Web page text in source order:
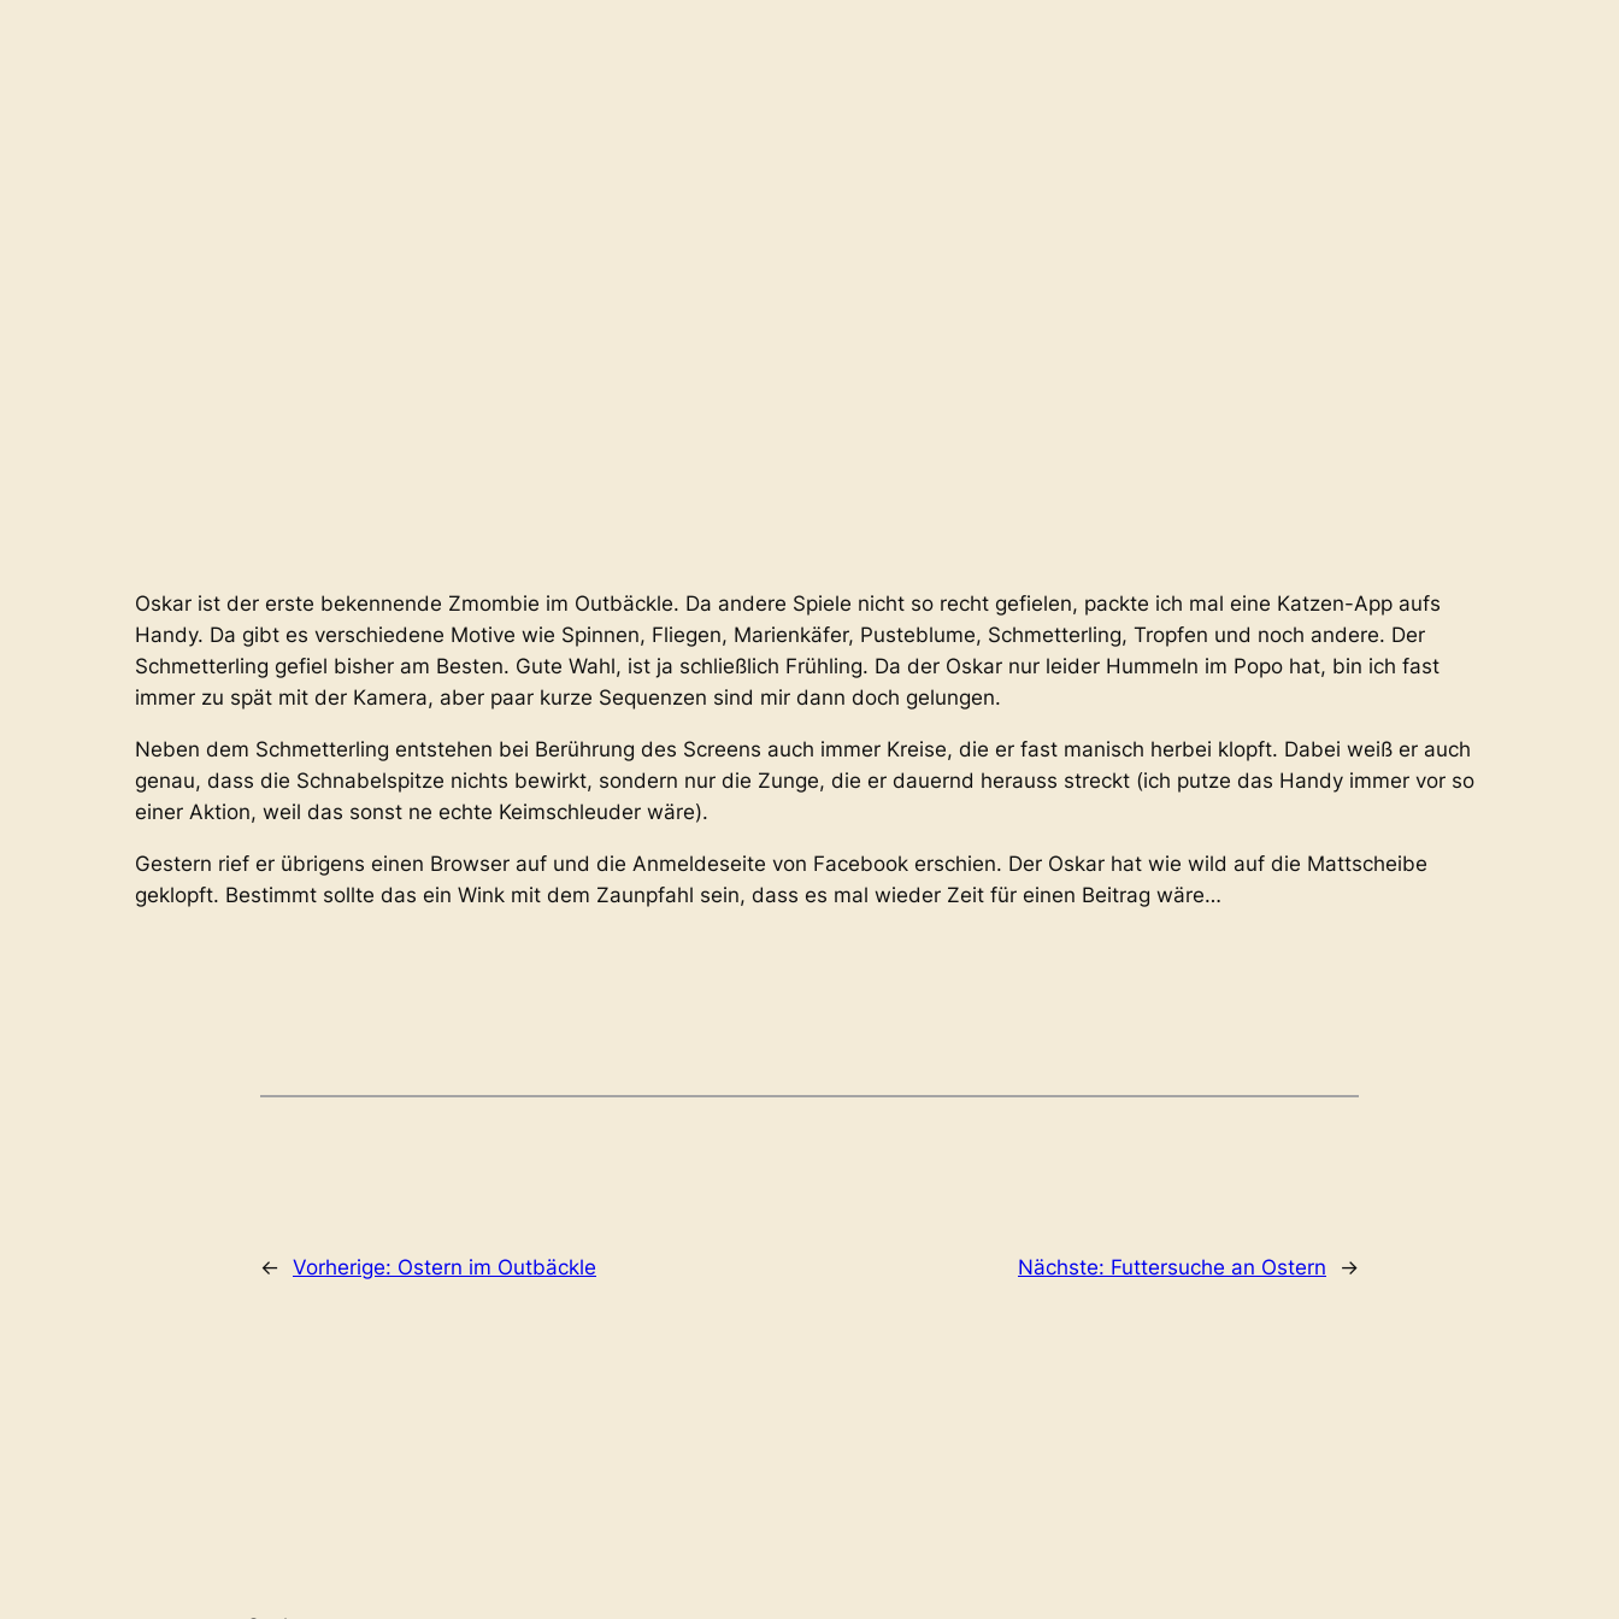
Oskar ist der erste bekennende Zmombie im Outbäckle. Da andere Spiele nicht so recht gefielen, packte ich mal eine Katzen-App aufs
Handy. Da gibt es verschiedene Motive wie Spinnen, Fliegen, Marienkäfer, Pusteblume, Schmetterling, Tropfen und noch andere. Der
Schmetterling gefiel bisher am Besten. Gute Wahl, ist ja schließlich Frühling. Da der Oskar nur leider Hummeln im Popo hat, bin ich fast
immer zu spät mit der Kamera, aber paar kurze Sequenzen sind mir dann doch gelungen.
Neben dem Schmetterling entstehen bei Berührung des Screens auch immer Kreise, die er fast manisch herbei klopft. Dabei weiß er auch
genau, dass die Schnabelspitze nichts bewirkt, sondern nur die Zunge, die er dauernd herauss streckt (ich putze das Handy immer vor so
einer Aktion, weil das sonst ne echte Keimschleuder wäre).
Gestern rief er übrigens einen Browser auf und die Anmeldeseite von Facebook erschien. Der Oskar hat wie wild auf die Mattscheibe
geklopft. Bestimmt sollte das ein Wink mit dem Zaunpfahl sein, dass es mal wieder Zeit für einen Beitrag wäre…
← Vorherige: Ostern im Outbäckle Nächste: Futtersuche an Ostern →